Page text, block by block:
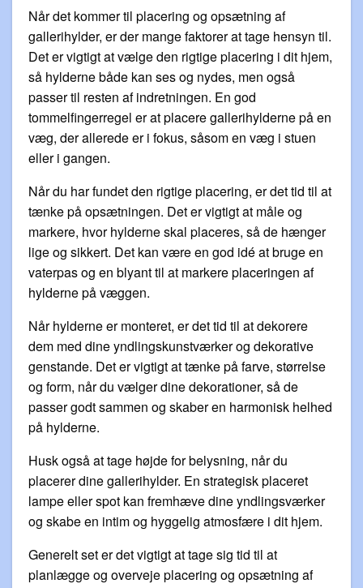
Når det kommer til placering og opsætning af
gallerihylder, er der mange faktorer at tage hensyn til.
Det er vigtigt at vælge den rigtige placering i dit hjem,
så hylderne både kan ses og nydes, men også
passer til resten af indretningen. En god
tommelfingerregel er at placere gallerihylderne på en
væg, der allerede er i fokus, såsom en væg i stuen
eller i gangen.
Når du har fundet den rigtige placering, er det tid til at
tænke på opsætningen. Det er vigtigt at måle og
markere, hvor hylderne skal placeres, så de hænger
lige og sikkert. Det kan være en god idé at bruge en
vaterpas og en blyant til at markere placeringen af
hylderne på væggen.
Når hylderne er monteret, er det tid til at dekorere
dem med dine yndlingskunstværker og dekorative
genstande. Det er vigtigt at tænke på farve, størrelse
og form, når du vælger dine dekorationer, så de
passer godt sammen og skaber en harmonisk helhed
på hylderne.
Husk også at tage højde for belysning, når du
placerer dine gallerihylder. En strategisk placeret
lampe eller spot kan fremhæve dine yndlingsværker
og skabe en intim og hyggelig atmosfære i dit hjem.
Generelt set er det vigtigt at tage sig tid til at
planlægge og overveje placering og opsætning af